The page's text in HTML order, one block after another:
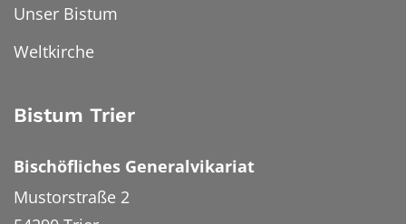
Unser Bistum
Weltkirche
Bistum Trier
Bischöfliches Generalvikariat
Mustorstraße 2